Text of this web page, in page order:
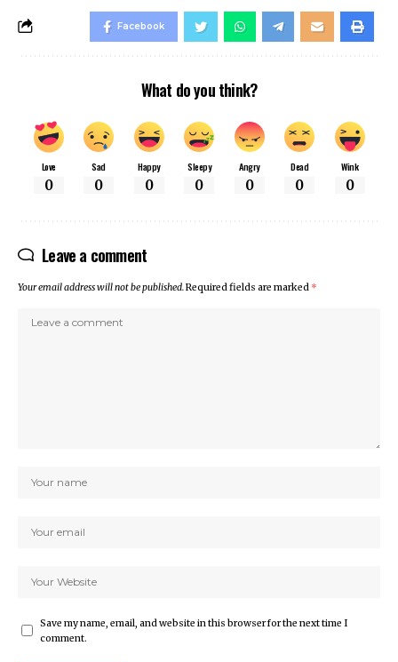
Facebook
What do you think?
Love
0
Sad
0
Happy
0
Sleepy
0
Angry
0
Dead
0
Wink
0
Leave a comment
Your email address will not be published.Required fields are marked *
Save my name, email, and website in this browser for the next time I
comment.